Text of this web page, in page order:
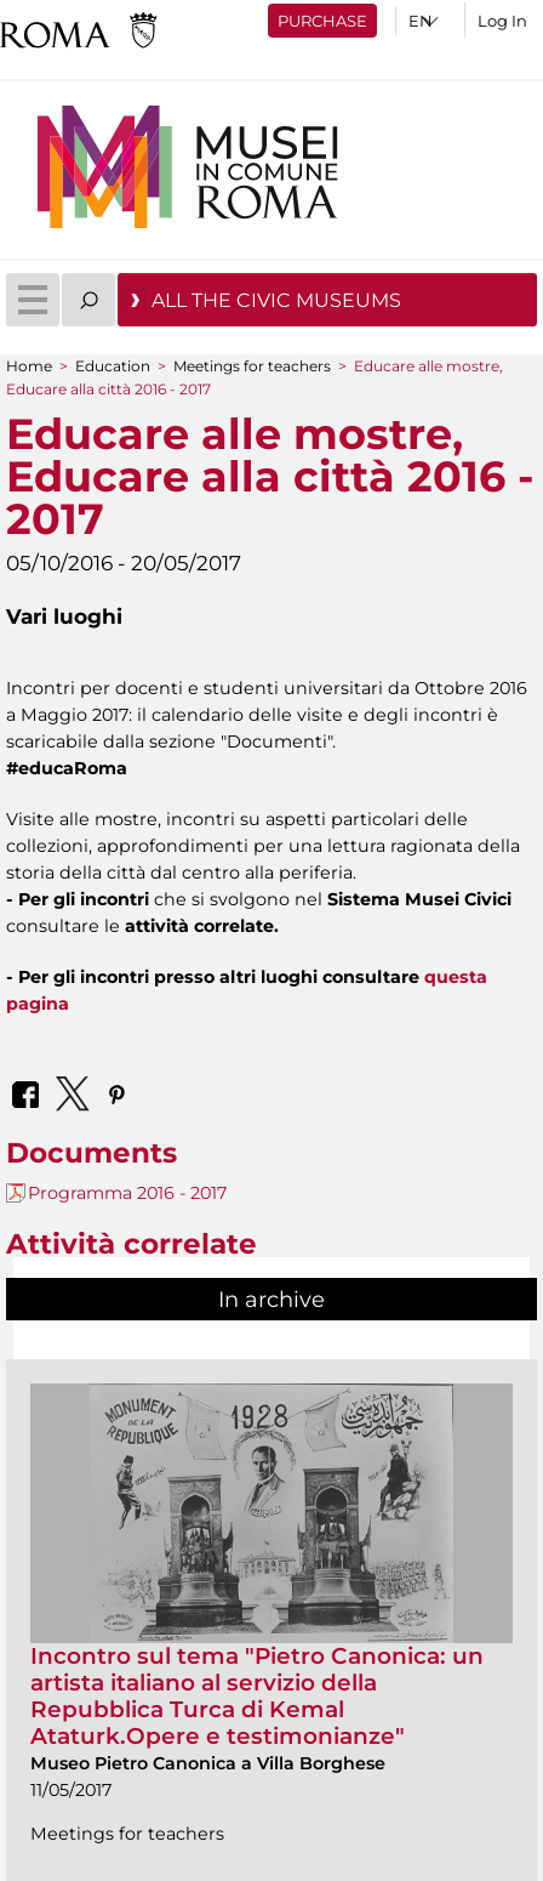
PURCHASE Log In
ALL THE CIVIC MUSEUMS
You are here
Home > Education > Meetings for teachers > Educare alle mostre,
Educare alla città 2016 - 2017
Educare alle mostre,
Educare alla città 2016 -
2017
05/10/2016 - 20/05/2017
Vari luoghi
Incontri per docenti e studenti universitari da Ottobre 2016
a Maggio 2017: il calendario delle visite e degli incontri è
scaricabile dalla sezione "Documenti".
#educaRoma
Visite alle mostre, incontri su aspetti particolari delle
collezioni, approfondimenti per una lettura ragionata della
storia della città dal centro alla periferia.
- Per gli incontri che si svolgono nel Sistema Musei Civici
consultare le attività correlate.
- Per gli incontri presso altri luoghi consultare questa
pagina
Documents
Programma 2016 - 2017
Attività correlate
In archive
Incontro sul tema "Pietro Canonica: un
artista italiano al servizio della
Repubblica Turca di Kemal
Ataturk.Opere e testimonianze"
Museo Pietro Canonica a Villa Borghese
11/05/2017
Meetings for teachers